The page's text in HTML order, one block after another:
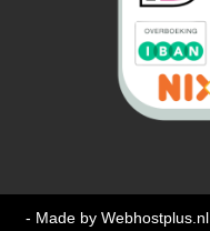
- Made by Webhostplus.nl